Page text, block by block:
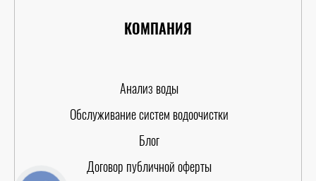
КОМПАНИЯ
Анализ воды
Обслуживание систем водоочистки
Блог
Договор публичной оферты